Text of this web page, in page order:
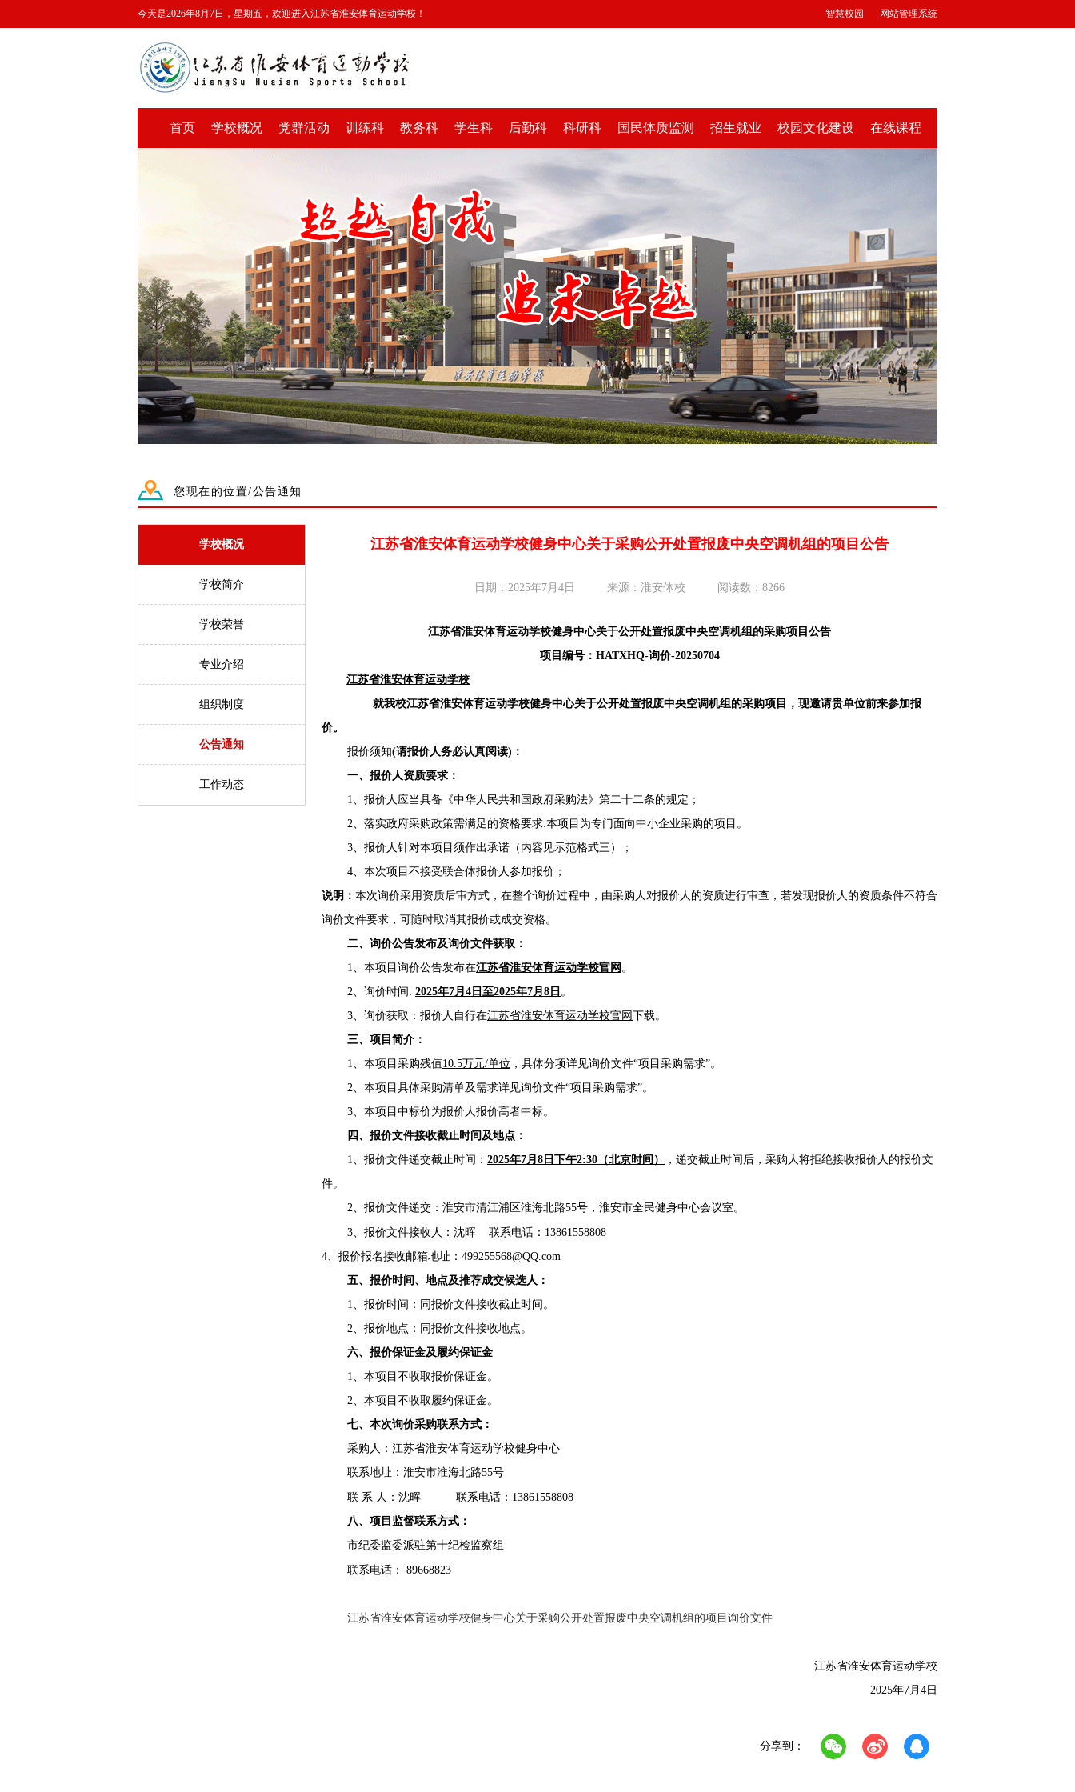
今天是2026年8月7日，星期五，欢迎进入江苏省淮安体育运动学校！ 网站管理系统
智慧校园
首页 学校概况 党群活动 训练科 教务科 学生科 后勤科 科研科 国民体质监测 招生就业 校园文化建设 在线课程
您现在的位置/公告通知
学校概况
学校简介
学校荣誉
专业介绍
组织制度
公告通知
工作动态
江苏省淮安体育运动学校健身中心关于采购公开处置报废中央空调机组的项目公告
日期：2025年7月4日 来源：淮安体校 阅读数：8266
江苏省淮安体育运动学校健身中心关于公开处置报废中央空调机组的采购项目公告
项目编号： HATXHQ-询价-20250704
江苏省淮安体育运动学校
就我校江苏省淮安体育运动学校健身中心关于公开处置报废中央空调机组的采购项目 ，现邀请贵单位前来参加报
价。
报价须知(请报价人务必认真阅读)：
一、报价人资质要求：
1、报价人应当具备《中华人民共和国政府采购法》第二十二条的规定；
2、落实政府采购政策需满足的资格要求:本项目为专门面向中小企业采购的项目。
3、报价人针对本项目须作出承诺（内容见示范格式三）；
4、本次项目不接受联合体报价人参加报价；
说明： 本次询价采用资质后审方式，在整个询价过程中，由采购人对报价人的资质进行审查，若发现报价人的资质条件不符合
询价文件要求，可随时取消其报价或成交资格。
二、询价公告发布及询价文件获取：
1、本项目询价公告发布在江苏省淮安体育运动学校官网 。
2、询价时间: 2025年7月 4 日至2025年7月 8 日 。
3、询价获取：报价人自行在江苏省淮安体育运动学校官网 下载。
三、项目简介：
1、本项目采购残值10.5万元/单位 ，具体分项详见询价文件“项目采购需求”。
2、本项目具体采购清单及需求详见询价文件“项目采购需求”。
3、本项目中标价为报价人报价高者中标。
四、报价文件接收截止时间及地点：
1、报价文件递交截止时间： 2025年7月 8 日下午2:30（北京时间）
，递交截止时间后，采购人将拒绝接收报价人的报价文
件。
2、报价文件递交：淮安市清江浦区淮海北路55号 ， 淮安市全民健身中心会议室。
3、报价文件接收人： 沈晖 联系电话： 13861558808
4、报价报名接收邮箱地址：499255568@QQ.com
五、报价时间、地点及推荐成交候选人：
1、报价时间：同报价文件接收截止时间。
2、报价地点：同报价文件接收地点。
六、报价保证金及履约保证金
1、本项目不收取报价保证金。
2、本项目不收取履约保证金。
七、本次询价采购联系方式：
采购人：江苏省淮安体育运动学校健身中心
联系地址： 淮安市淮海北路55号
联 系 人： 沈晖 联系电话： 13861558808
八、项目监督联系方式：
市纪委监委派驻第十纪检监察组
联系电话： 89668823
江苏省淮安体育运动学校健身中心关于采购公开处置报废中央空调机组的项目询价文件
江苏省淮安体育运动学校
2025年7月 4 日
分享到：